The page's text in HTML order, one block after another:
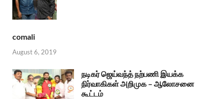
comali
August 6, 2019
நடிகர் ஜெய்வந்த் நற்பணி இயக்க
நிர்வாகிகள் அறிமுக – ஆலோசனை
கூட்டம்